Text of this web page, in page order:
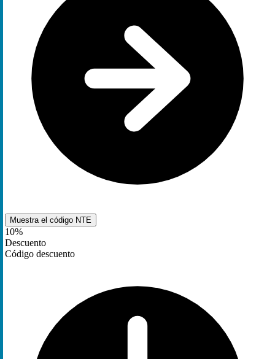
Muestra el código NTE
10%
Descuento
Código descuento